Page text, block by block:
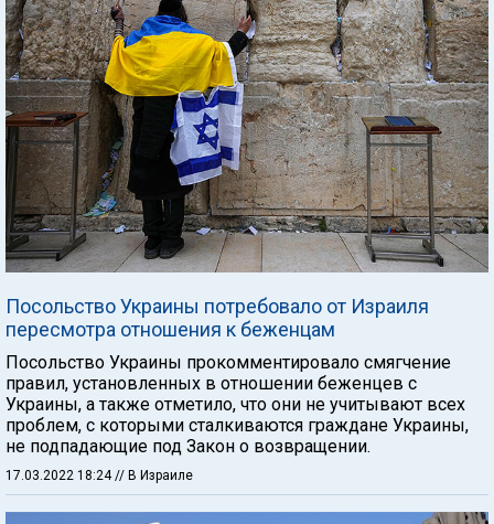
Посольство Украины потребовало от Израиля
пересмотра отношения к беженцам
Посольство Украины прокомментировало смягчение
правил, установленных в отношении беженцев с
Украины, а также отметило, что они не учитывают всех
проблем, с которыми сталкиваются граждане Украины,
не подпадающие под Закон о возвращении.
17.03.2022 18:24 // В Израиле